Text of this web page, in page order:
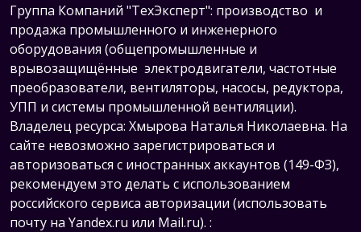
Группа Компаний "ТехЭксперт": производство и
продажа промышленного и инженерного
оборудования (общепромышленные и
врывозащищённые электродвигатели, частотные
преобразователи, вентиляторы, насосы, редуктора,
УПП и системы промышленной вентиляции).
Владелец ресурса: Хмырова Наталья Николаевна. На
сайте невозможно зарегистрироваться и
авторизоваться с иностранных аккаунтов (149-ФЗ),
рекомендуем это делать с использованием
российского сервиса авторизации (использовать
почту на Yandex.ru или Mail.ru). :